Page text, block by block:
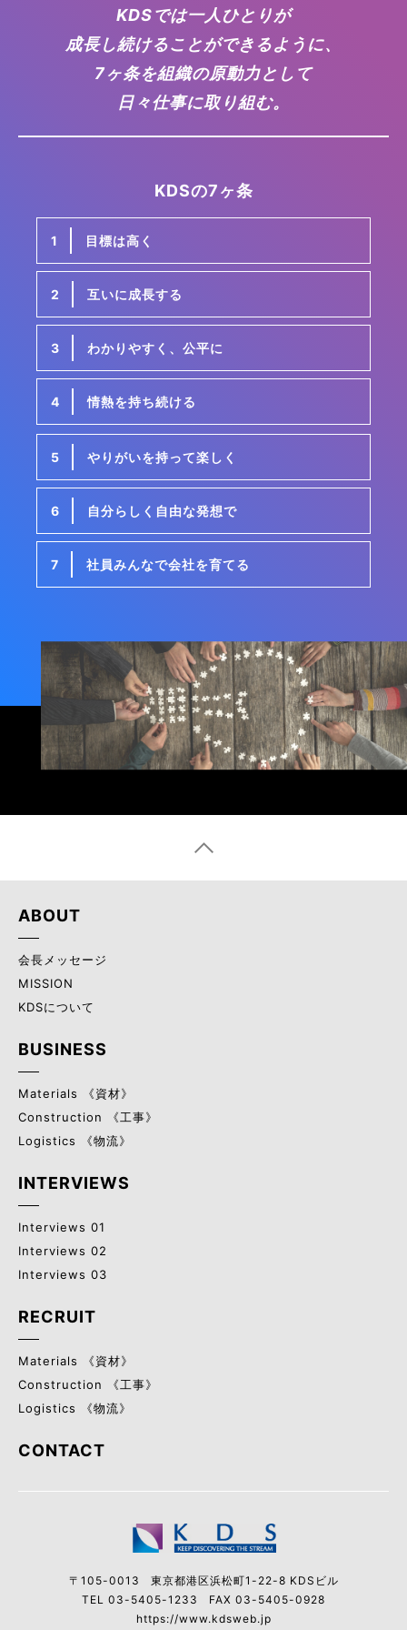
KDSでは一人ひとりが
成長し続けることができるように、
7ヶ条を組織の原動力として
日々仕事に取り組む。
KDSの7ヶ条
1 目標は高く
2 互いに成長する
3 わかりやすく、公平に
4 情熱を持ち続ける
5 やりがいを持って楽しく
6 自分らしく自由な発想で
7 社員みんなで会社を育てる
ABOUT
会長メッセージ
MISSION
KDSについて
BUSINESS
Materials 《資材》
Construction 《工事》
Logistics 《物流》
INTERVIEWS
Interviews 01
Interviews 02
Interviews 03
RECRUIT
Materials 《資材》
Construction 《工事》
Logistics 《物流》
CONTACT
〒105-0013
東京都港区浜松町1-22-8 KDSビル
TEL 03-5405-1233
FAX 03-5405-0928
https://www.kdsweb.jp